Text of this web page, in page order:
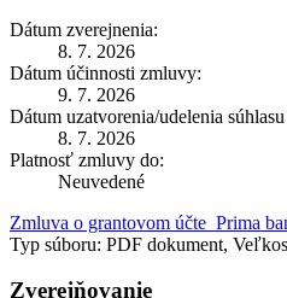
Dátum zverejnenia:
8. 7. 2026
Dátum účinnosti zmluvy:
9. 7. 2026
Dátum uzatvorenia/udelenia
8. 7. 2026
Platnosť zmluvy do:
Neuvedené
Zmluva o grantovom účte_Prima
Typ súboru: PDF dokument,
Zverejňovanie